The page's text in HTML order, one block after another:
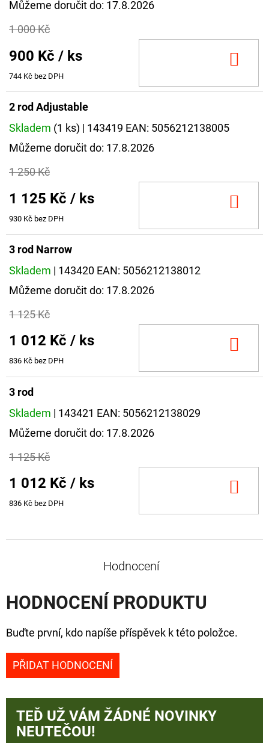
Můžeme doručit do: 17.8.2026
1 000 Kč
900 Kč / ks
744 Kč bez DPH
2 rod Adjustable
Skladem (1 ks) | 143419 EAN: 5056212138005
Můžeme doručit do: 17.8.2026
1 250 Kč
1 125 Kč / ks
930 Kč bez DPH
3 rod Narrow
Skladem | 143420 EAN: 5056212138012
Můžeme doručit do: 17.8.2026
1 125 Kč
1 012 Kč / ks
836 Kč bez DPH
3 rod
Skladem | 143421 EAN: 5056212138029
Můžeme doručit do: 17.8.2026
1 125 Kč
1 012 Kč / ks
836 Kč bez DPH
Hodnocení
HODNOCENÍ PRODUKTU
Buďte první, kdo napíše příspěvek k této položce.
PŘIDAT HODNOCENÍ
TEĎ UŽ VÁM ŽÁDNÉ NOVINKY
NEUTEČOU!